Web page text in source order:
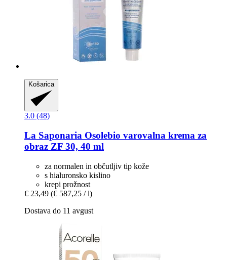
Košarica
3.0 (48)
La Saponaria Osolebio varovalna krema za
obraz ZF 30, 40 ml
za normalen in občutljiv tip kože
s hialuronsko kislino
krepi prožnost
€ 23,49 (€ 587,25 / l)
Dostava do 11 avgust